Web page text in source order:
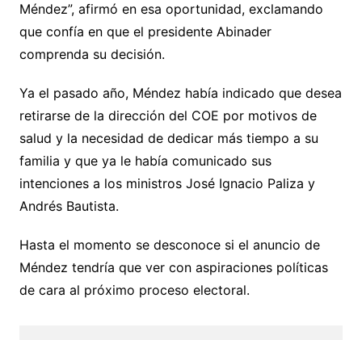
Méndez”, afirmó en esa oportunidad, exclamando
que confía en que el presidente Abinader
comprenda su decisión.
Ya el pasado año, Méndez había indicado que desea
retirarse de la dirección del COE por motivos de
salud y la necesidad de dedicar más tiempo a su
familia y que ya le había comunicado sus
intenciones a los ministros José Ignacio Paliza y
Andrés Bautista.
Hasta el momento se desconoce si el anuncio de
Méndez tendría que ver con aspiraciones políticas
de cara al próximo proceso electoral.